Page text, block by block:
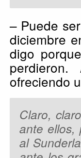
– Puede
diciembre
digo
ofreciendo
Claro,
ante ellos,
al